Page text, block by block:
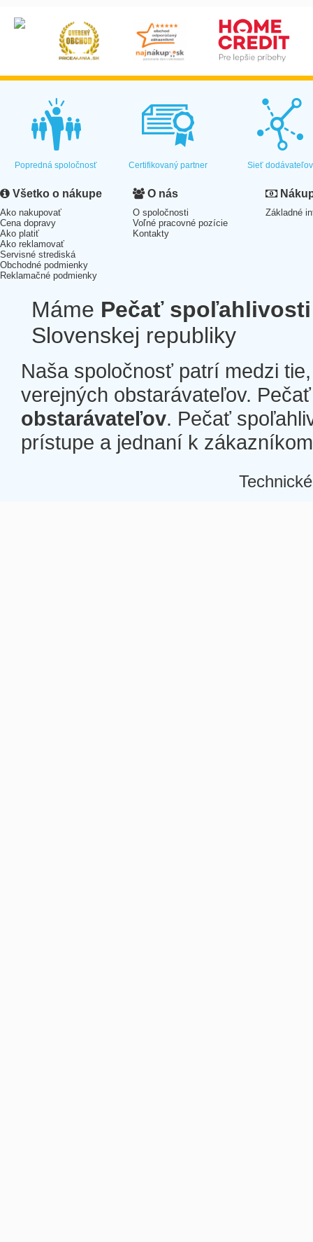
Popredná spoločnosť Certifikovaný partner Sieť dodávateľov
Všetko o nákupe
Ako nakupovať
Cena dopravy
Ako platiť
Ako reklamovať
Servisné strediská
Obchodné podmienky
Reklamačné podmienky
O nás
O spoločnosti
Voľné pracovné pozície
Kontakty
Základné
Máme Pečať spoľahlivosti
Slovenskej republiky
Naša spoločnosť patrí medzi
verejných obstarávateľov.
obstarávateľov. Pečať
prístupe a jednaní k